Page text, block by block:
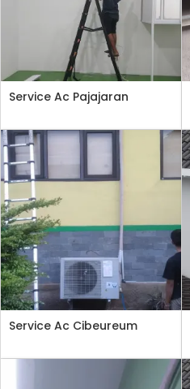
Service Ac Pajajaran
Service Ac Cibeureum